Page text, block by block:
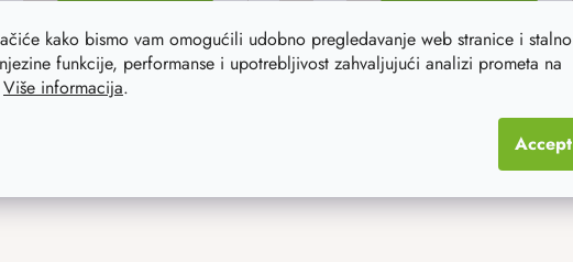
kako bismo vam omogućili udobno pregledavanje web stranice i stalno
funkcije, performanse i upotrebljivost zahvaljujući analizi prometa na
Više informacija.
Accept
ADD TO CART ADD TO CART